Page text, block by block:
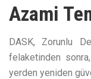
Azami
DASK, Zorunlu
felaketinden
yerden yeniden